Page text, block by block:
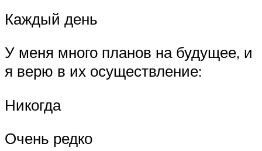
Каждый день
У меня много планов на будущее, и
я верю в их осуществление:
Никогда
Очень редко